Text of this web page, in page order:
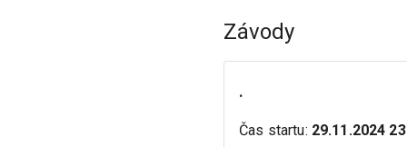
Závody
.
Čas startu: 29.11.2024